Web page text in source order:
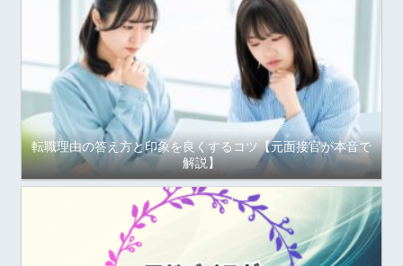
転職理由の答え方と印象を良くするコツ【元面接官が本音で
解説】